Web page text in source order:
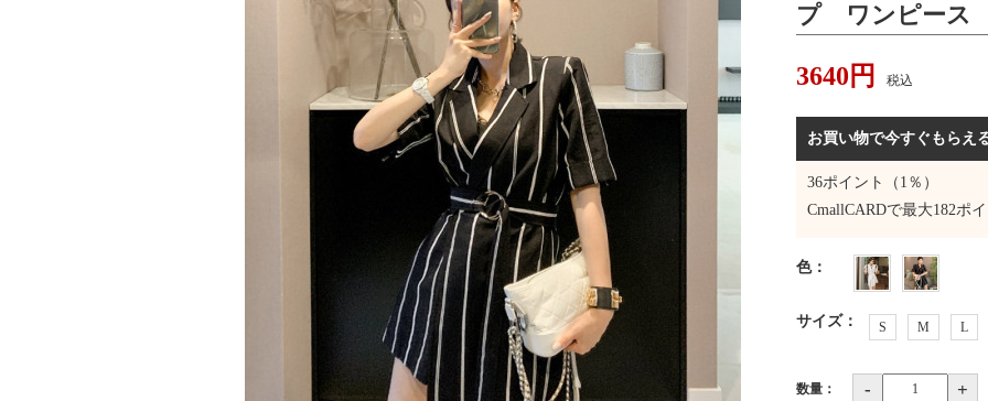
プ ワンピース
3640 円 税込
お買い物で今すぐもらえ
36ポイント（1％）
CmallCARDで最大182ポ
色：
サイズ： S M L
数量： - +